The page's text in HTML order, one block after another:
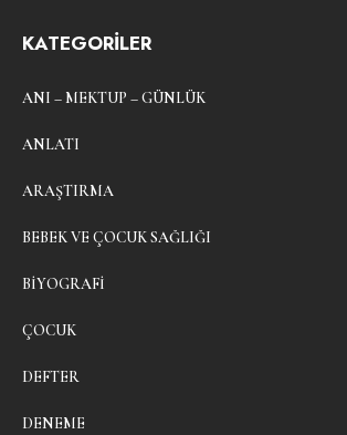
KATEGORİLER
ANI – MEKTUP – GÜNLÜK
ANLATI
ARAŞTIRMA
BEBEK VE ÇOCUK SAĞLIĞI
BIYOGRAFI
ÇOCUK
DEFTER
DENEME